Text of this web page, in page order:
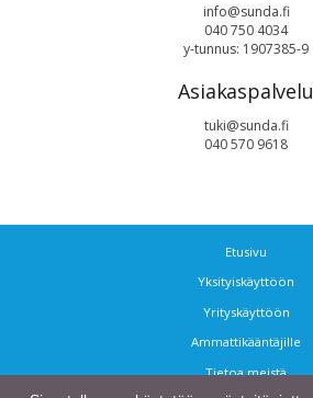
info@sunda.fi
040 750 4034
y-tunnus: 1907385-9
Asiakaspalvelu
tuki@sunda.fi
040 570 9618
Etusivu
Yksityiskäyttöön
Yrityskäyttöön
Ammattikääntäjille
Tietoa meistä